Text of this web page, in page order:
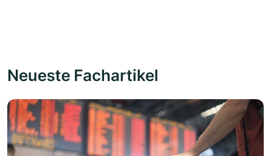
Neueste Fachartikel